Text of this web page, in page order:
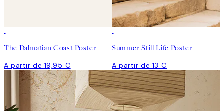
The Dalmatian Coast Poster
A partir de 19,95 €
Summer Still Life Poster
A partir de 13 €